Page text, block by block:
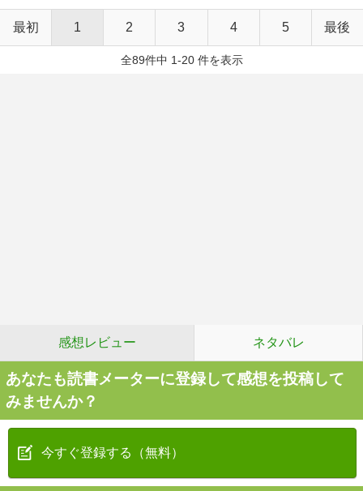
最初 1 2 3 4 5 最後
全89件中 1-20 件を表示
感想レビュー ネタバレ
あなたも読書メーターに登録して感想を投稿して
みませんか？
今すぐ登録する（無料）